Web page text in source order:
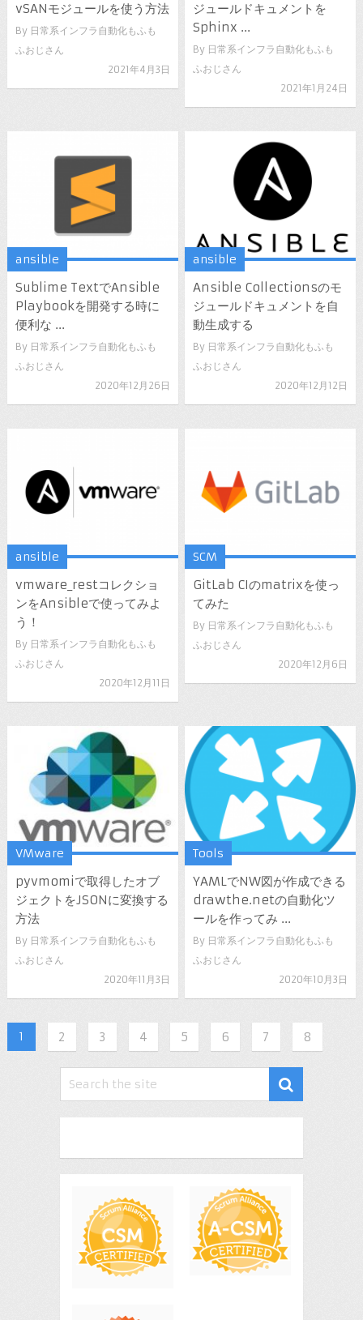
vSANモジュールを使う方法
By 日常系インフラ自動化もふも
ふおじさん
2021年4月3日
ジュールドキュメントを
Sphinx ...
By 日常系インフラ自動化もふも
ふおじさん
2021年1月24日
ansible
Sublime TextでAnsible
Playbookを開発する時に
便利な ...
By 日常系インフラ自動化もふも
ふおじさん
2020年12月26日
ansible
Ansible Collectionsのモ
ジュールドキュメントを自
動生成する
By 日常系インフラ自動化もふも
ふおじさん
2020年12月12日
ansible
vmware_restコレクショ
ンをAnsibleで使ってみよ
う！
By 日常系インフラ自動化もふも
ふおじさん
2020年12月11日
SCM
GitLab CIのmatrixを使っ
てみた
By 日常系インフラ自動化もふも
ふおじさん
2020年12月6日
VMware
pyvmomiで取得したオブ
ジェクトをJSONに変換する
方法
By 日常系インフラ自動化もふも
ふおじさん
2020年11月3日
Tools
YAMLでNW図が作成できる
drawthe.netの自動化ツ
ールを作ってみ ...
By 日常系インフラ自動化もふも
ふおじさん
2020年10月3日
1 2 3 4 5 6 7 8